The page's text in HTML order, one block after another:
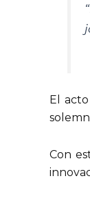
El
Con